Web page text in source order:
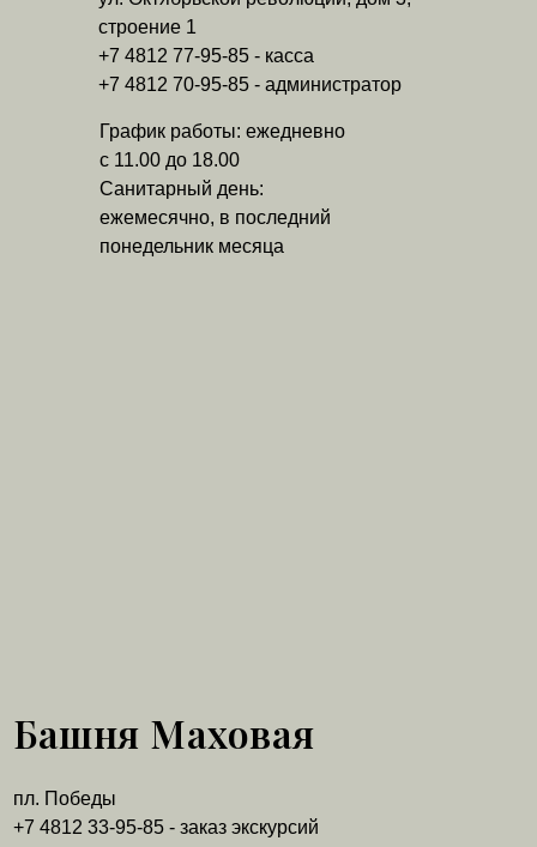
График работы: ежедневно
с 11.00 до 18.00
Санитарный день:
ежемесячно, в последний
понедельник месяца
строение 1
+7 4812 77-95-85 - касса
+7 4812 70-95-85 - администратор
Башня Маховая
пл. Победы
+7 4812 33-95-85 - заказ экскурсий